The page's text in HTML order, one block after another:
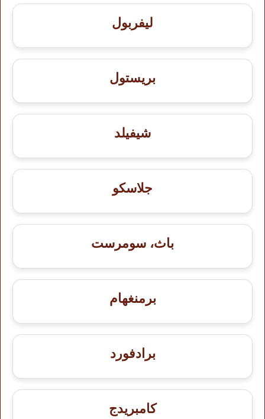
ليفربول
بريستول
شيفيلد
جلاسكو
باث، سومرست
برمنغهام
برادفورد
كامبريدج